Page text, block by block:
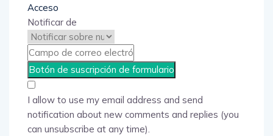
Acceso
Notificar de
I allow to use my email address and send
notification about new comments and replies (you
can unsubscribe at any time).